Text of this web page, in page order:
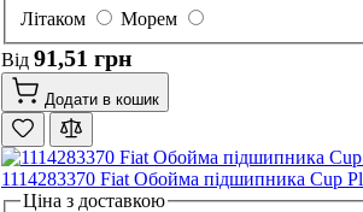
Літаком
Морем
Від 91,51 грн
Додати в кошик
1114283370 Fiat Обойма підшипника Cup
Ціна з доставкою